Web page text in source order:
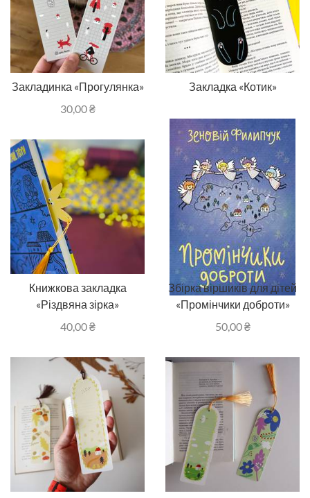
Закладинка «Прогулянка»
30,00₴
Закладка «Котик»
Книжкова закладка
«Різдвяна зірка»
40,00₴
Збірка віршиків для дітей
«Промінчики доброти»
50,00₴